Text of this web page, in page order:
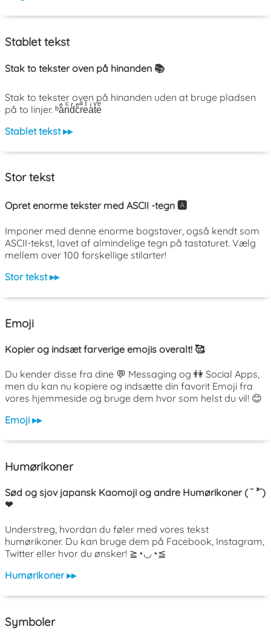
Stablet tekst
Stak to tekster oven på hinanden 📚
Stak to tekster oven på hinanden uden at bruge pladsen
på to linjer. ᵇaͤnͨdͬcͤrͣeͭaͥtͮeͤ
Stablet tekst ▸▸
Stor tekst
Opret enorme tekster med ASCII -tegn 🅰️
Imponer med denne enorme bogstaver, også kendt som
ASCII-tekst, lavet af almindelige tegn på tastaturet. Vælg
mellem over 100 forskellige stilarter!
Stor tekst ▸▸
Emoji
Kopier og indsæt farverige emojis overalt! 🥰
Du kender disse fra dine 💬 Messaging og 👫 Social Apps,
men du kan nu kopiere og indsætte din favorit Emoji fra
vores hjemmeside og bruge dem hvor som helst du vil! 😊
Emoji ▸▸
Humørikoner
Sød og sjov japansk Kaomoji og andre Humørikoner ( ˘ ³˘)
❤
Understreg, hvordan du føler med vores tekst
humørikoner. Du kan bruge dem på Facebook, Instagram,
Twitter eller hvor du ønsker! ≧◔◡◔≦
Humørikoner ▸▸
Symboler